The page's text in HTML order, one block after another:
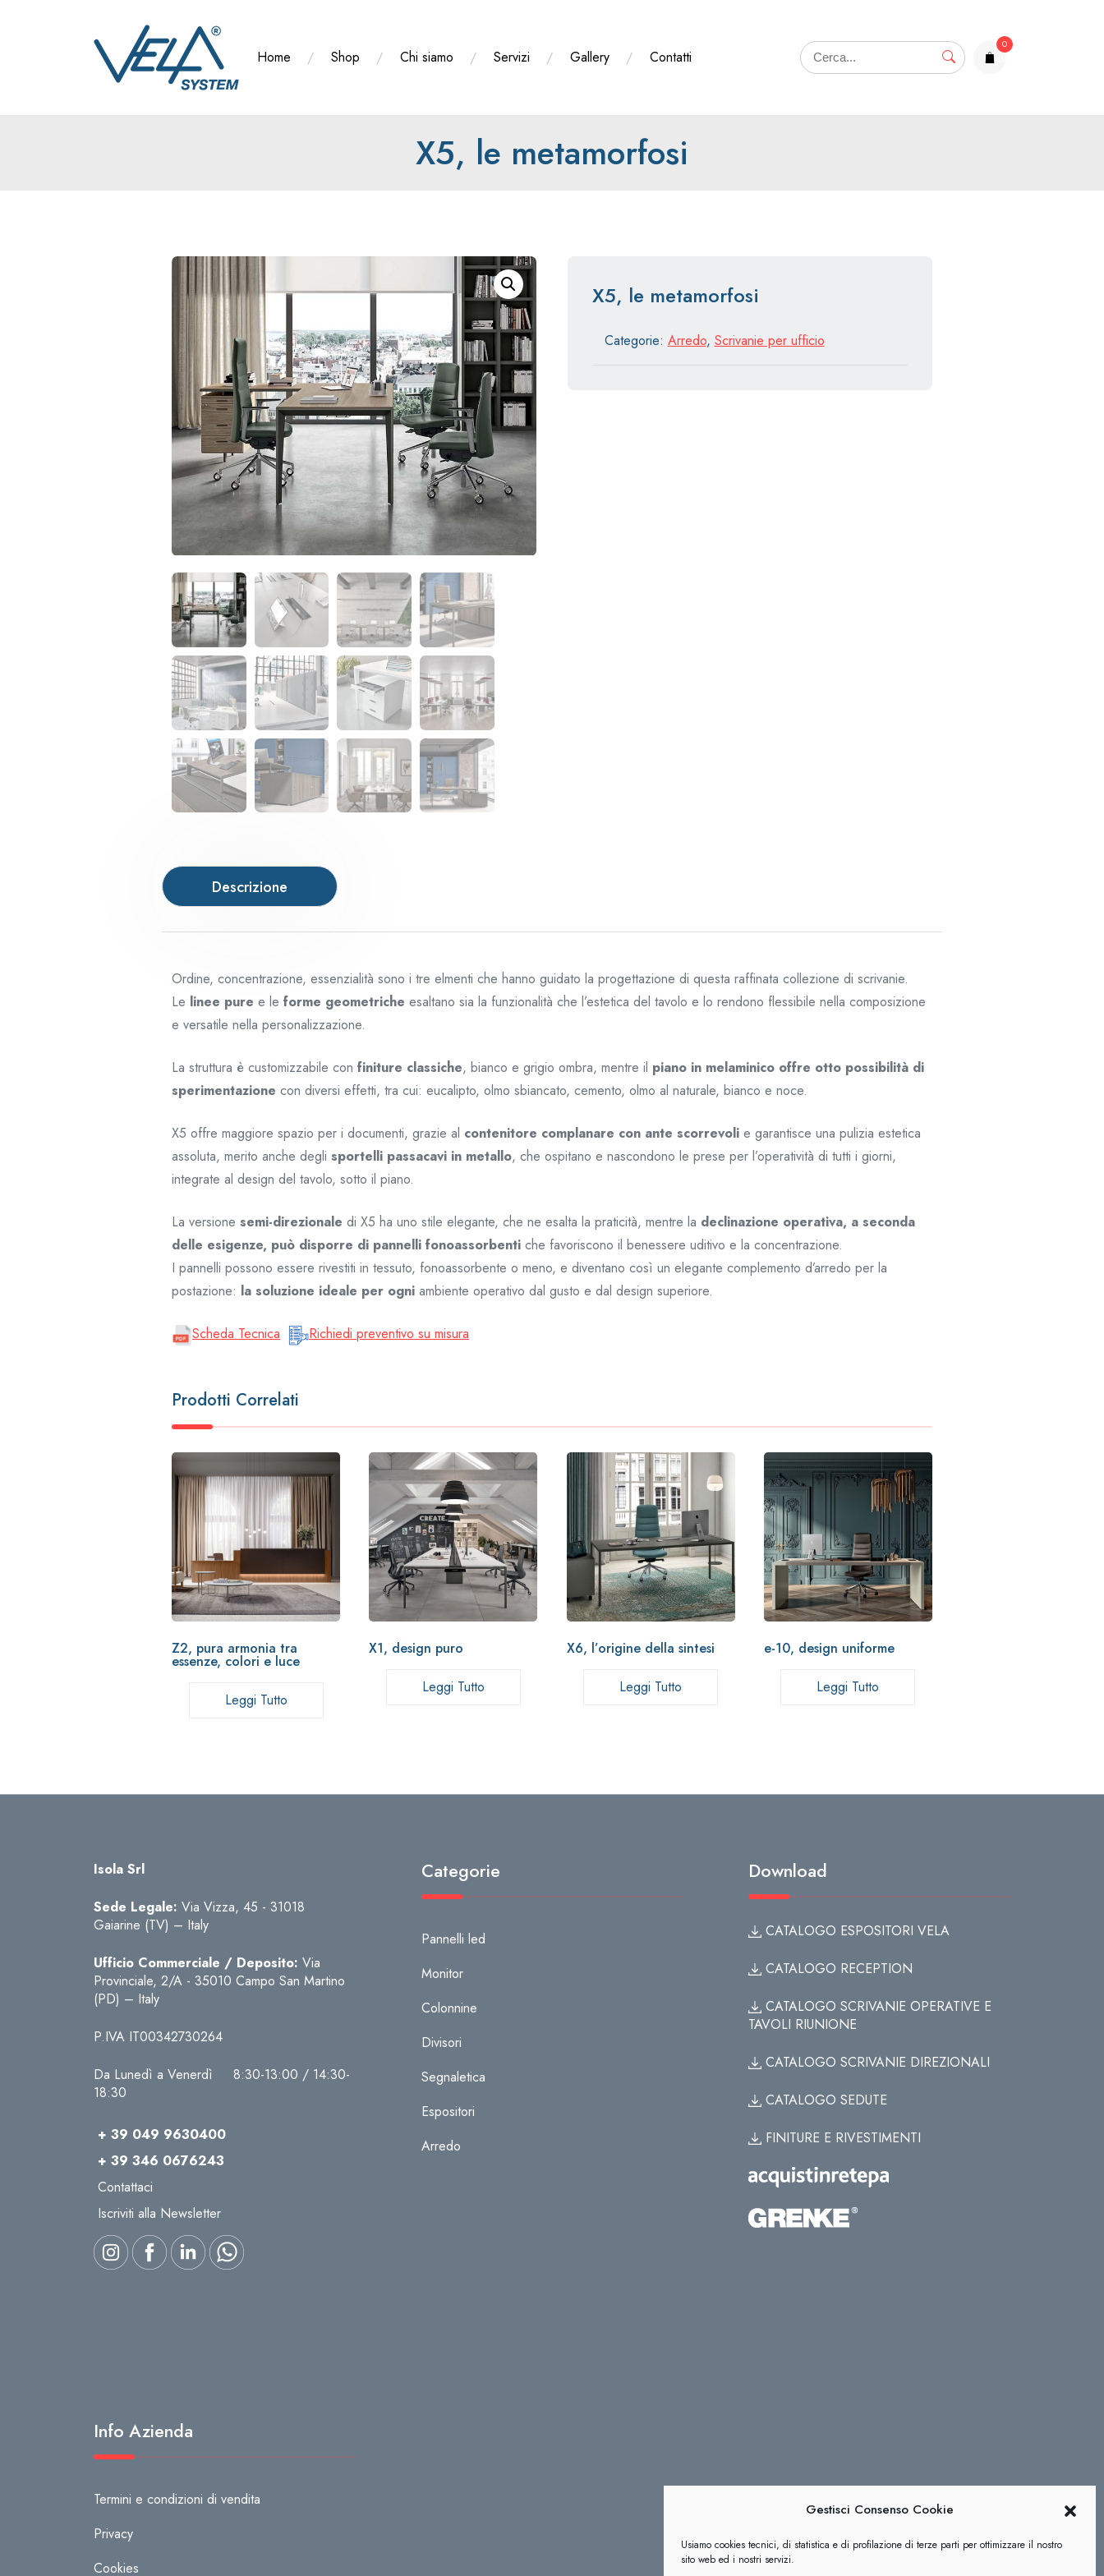
Gestisci Consenso Cookie
Usiamo cookies tecnici, di statistica e di profilazione di terze parti per ottimizzare il nostro
sito web ed i nostri servizi.
Home Shop Chi siamo Servizi Gallery Contatti
0
X5, le metamorfosi
X5, le metamorfosi
Categorie: Arredo, Scrivanie per ufficio
Descrizione
Ordine, concentrazione, essenzialità sono i tre elmenti che hanno guidato la progettazione di questa raffinata collezione di scrivanie.
Le linee pure e le forme geometriche esaltano sia la funzionalità che l’estetica del tavolo e lo rendono flessibile nella composizione
e versatile nella personalizzazione.
La struttura è customizzabile con finiture classiche, bianco e grigio ombra, mentre il piano in melaminico offre otto possibilità di
sperimentazione con diversi effetti, tra cui: eucalipto, olmo sbiancato, cemento, olmo al naturale, bianco e noce.
X5 offre maggiore spazio per i documenti, grazie al contenitore complanare con ante scorrevoli e garantisce una pulizia estetica
assoluta, merito anche degli sportelli passacavi in metallo, che ospitano e nascondono le prese per l’operatività di tutti i giorni,
integrate al design del tavolo, sotto il piano.
La versione semi-direzionale di X5 ha uno stile elegante, che ne esalta la praticità, mentre la declinazione operativa, a seconda
delle esigenze, può disporre di pannelli fonoassorbenti che favoriscono il benessere uditivo e la concentrazione.
I pannelli possono essere rivestiti in tessuto, fonoassorbente o meno, e diventano così un elegante complemento d’arredo per la
postazione: la soluzione ideale per ogni ambiente operativo dal gusto e dal design superiore.
Scheda Tecnica Richiedi preventivo su misura
Prodotti Correlati
Z2, pura armonia tra
essenze, colori e luce
Leggi Tutto
X1, design puro
Leggi Tutto
X6, l’origine della sintesi
Leggi Tutto
e-10, design uniforme
Leggi Tutto
Isola Srl
Sede Legale: Via Vizza, 45 - 31018
Gaiarine (TV) – Italy
Ufficio Commerciale / Deposito: Via
Provinciale, 2/A - 35010 Campo San Martino
(PD) – Italy
P.IVA IT00342730264
Da Lunedì a Venerdì 8:30-13:00 / 14:30-
18:30
+ 39 049 9630400
+ 39 346 0676243
Contattaci
Iscriviti alla Newsletter
Categorie
Pannelli led
Monitor
Colonnine
Divisori
Segnaletica
Espositori
Arredo
Download
CATALOGO ESPOSITORI VELA
CATALOGO RECEPTION
CATALOGO SCRIVANIE OPERATIVE E
TAVOLI RIUNIONE
CATALOGO SCRIVANIE DIREZIONALI
CATALOGO SEDUTE
FINITURE E RIVESTIMENTI
Info Azienda
Termini e condizioni di vendita
Privacy
Cookies